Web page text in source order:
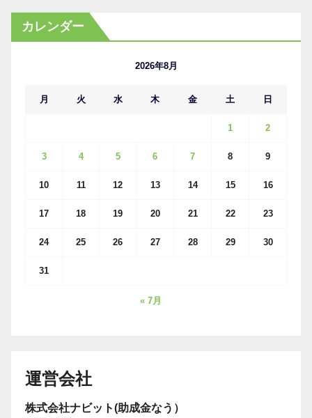
カ
イ
カレンダー
2026年8月
月 火 水 木 金 土 日
1 2
3 4 5 6 7 8 9
10 11 12 13 14 15 16
17 18 19 20 21 22 23
24 25 26 27 28 29 30
31
« 7月
運営会社
株式会社ナビット(助成金なう）